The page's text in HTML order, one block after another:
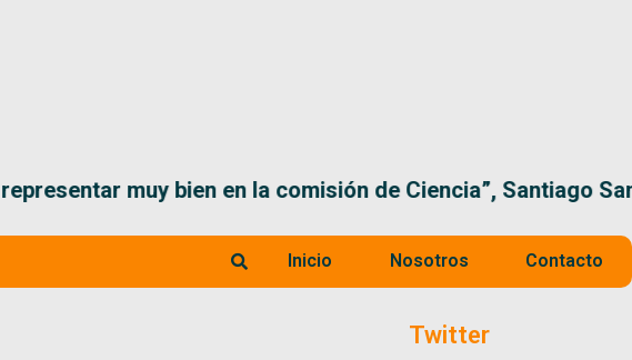
muy bien en la comisión de Ciencia”, Santiago Santurio
Inicio Nosotros Contacto
Twitter